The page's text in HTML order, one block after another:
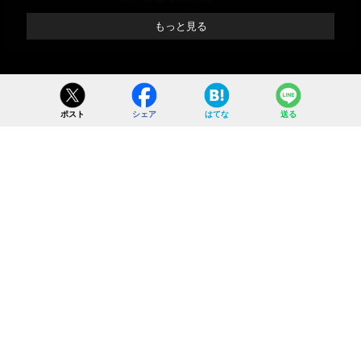
もっと見る
ポスト シェア はてな 送る